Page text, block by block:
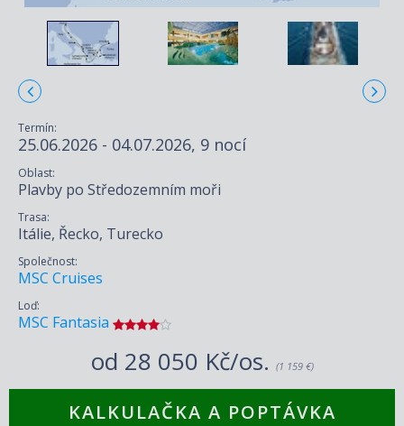
Termín:
25.06.2026 - 04.07.2026, 9 nocí
Oblast:
Plavby po Středozemním moři
Trasa:
Itálie, Řecko, Turecko
Společnost:
MSC Cruises
Loď:
MSC Fantasia
od 28 050 Kč/os. (1 159 €)
KALKULAČKA A POPTÁVKA